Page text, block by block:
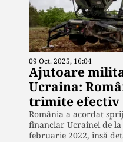
09 Oct. 2025, 16:04
Ajutoare
Ucraina:
trimite efectiv
România a acordat
financiar Ucrainei de
februarie 2022, însă